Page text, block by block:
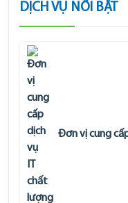
DỊCH VỤ NỔI BẬT
Đơn vị cung